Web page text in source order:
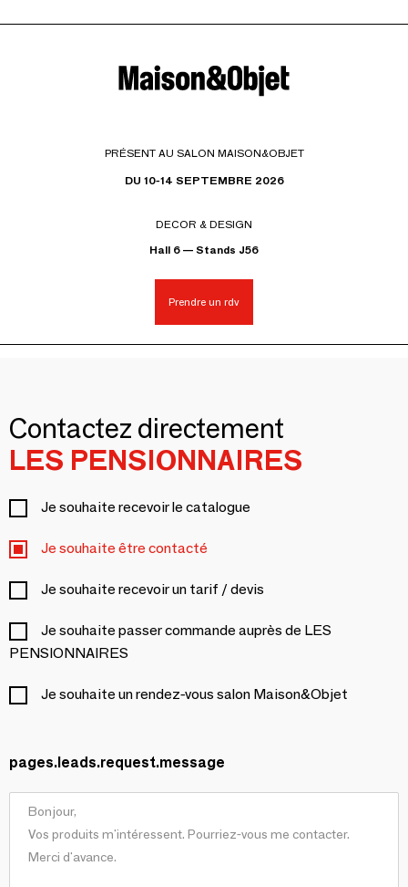
PRÉSENT AU SALON MAISON&OBJET
DU 10-14 SEPTEMBRE 2026
DECOR & DESIGN
Hall 6 — Stands J56
Prendre un rdv
Contactez directement
LES PENSIONNAIRES
Je souhaite recevoir le catalogue
Je souhaite être contacté
Je souhaite recevoir un tarif / devis
Je souhaite passer commande auprès de LES
PENSIONNAIRES
Je souhaite un rendez-vous salon Maison&Objet
pages.leads.request.message